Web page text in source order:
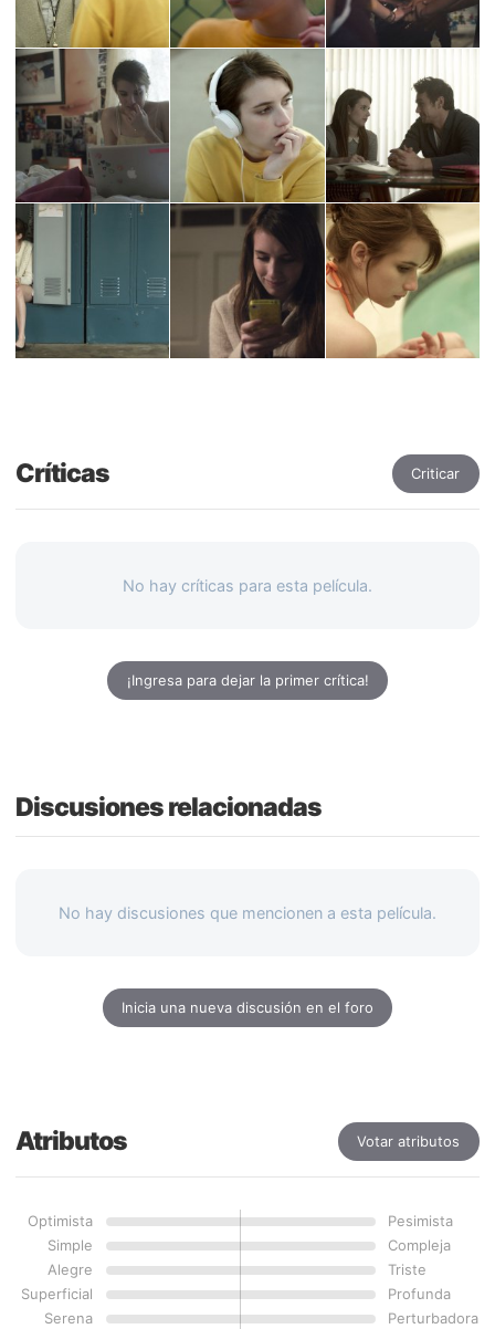
Críticas Criticar
No hay críticas para esta película.
¡Ingresa para dejar la primer crítica!
Discusiones relacionadas
No hay discusiones que mencionen a esta película.
Inicia una nueva discusión en el foro
Atributos Votar atributos
Optimista
Pesimista
Simple
Compleja
Alegre
Triste
Superficial
Profunda
Serena
Perturbadora